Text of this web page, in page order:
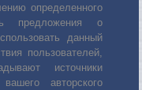
определенного
предложения о
данный
пользователей,
источники
авторского